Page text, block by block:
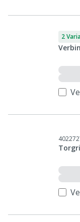
2